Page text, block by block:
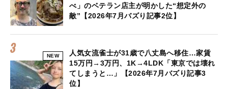
べ」のベテラン店主が明かした“想定外の
敵”【2026年7月バズり記事2位】
NEW
人気女流雀士が31歳で八丈島へ移住…家賃
15万円→3万円、1K→4LDK「東京では壊れ
てしまうと…」【2026年7月バズり記事3
位】